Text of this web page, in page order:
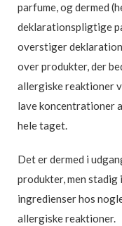
parfume, og dermed
deklarationspligtige
overstiger
over produkter, der
allergiske reaktioner
lave koncentrationer
hele taget.
Det er dermed i
produkter, men stadig
ingredienser hos
allergiske reaktioner.